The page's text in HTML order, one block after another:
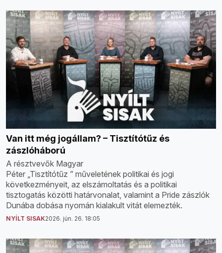
Van itt még jogállam? – Tisztítótűz és
zászlóháború
A résztvevők Magyar
Péter „Tisztítótűz ” műveletének politikai és jogi
következményeit, az elszámoltatás és a politikai
tisztogatás közötti határvonalat, valamint a Pride zászlók
Dunába dobása nyomán kialakult vitát elemezték.
NYÍLT SISAK2026. jún. 26. 18:05